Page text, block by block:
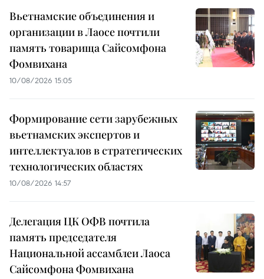
Вьетнамские объединения и
организации в Лаосе почтили
память товарища Сайсомфона
Фомвихана
10/08/2026 15:05
Формирование сети зарубежных
вьетнамских экспертов и
интеллектуалов в стратегических
технологических областях
10/08/2026 14:57
Делегация ЦК ОФВ почтила
память председателя
Национальной ассамблеи Лаоса
Сайсомфона Фомвихана